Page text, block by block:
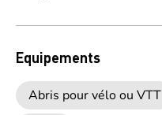
Equipements
Abris pour vélo ou VTT